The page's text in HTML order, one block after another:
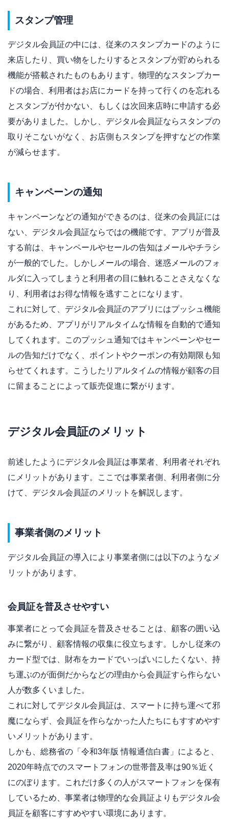
スタンプ管理
デジタル会員証の中には、従来のスタンプカードのように
来店したり、買い物をしたりするとスタンプが貯められる
機能が搭載されたものもあります。物理的なスタンプカー
ドの場合、利用者はお店にカードを持って行くのを忘れる
とスタンプが付かない、もしくは次回来店時に申請する必
要がありました。しかし、デジタル会員証ならスタンプの
取りそこないがなく、お店側もスタンプを押すなどの作業
が減らせます。
キャンペーンの通知
キャンペーンなどの通知ができるのは、従来の会員証には
ない、デジタル会員証ならではの機能です。アプリが普及
する前は、キャンペールやセールの告知はメールやチラシ
が一般的でした。しかしメールの場合、迷惑メールのフォ
ルダに入ってしまうと利用者の目に触れることさえなくな
り、利用者はお得な情報を逃すことになります。
これに対して、デジタル会員証のアプリにはプッシュ機能
があるため、アプリがリアルタイムな情報を自動的で通知
してくれます。このプッシュ通知ではキャンペーンやセー
ルの告知だけでなく、ポイントやクーポンの有効期限も知
らせてくれます。こうしたリアルタイムの情報が顧客の目
に留まることによって販売促進に繋がります。
デジタル会員証のメリット
前述したようにデジタル会員証は事業者、利用者それぞれ
にメリットがあります。ここでは事業者側、利用者側に分
けて、デジタル会員証のメリットを解説します。
事業者側のメリット
デジタル会員証の導入により事業者側には以下のようなメ
リットがあります。
会員証を普及させやすい
事業者にとって会員証を普及させることは、顧客の囲い込
みに繋がり、顧客情報の収集に役立ちます。しかし従来の
カード型では、財布をカードでいっぱいにしたくない、持
ち運ぶのが面倒だからなどの理由から会員証すら作らない
人が数多くいました。
これに対してデジタル会員証は、スマートに持ち運べて邪
魔にならず、会員証を作らなかった人たちにもすすめやす
いメリットがあります。
しかも、総務省の「令和3年版 情報通信白書」によると、
2020年時点でのスマートフォンの世帯普及率は90％近く
にのぼります。これだけ多くの人がスマートフォンを保有
しているため、事業者は物理的な会員証よりもデジタル会
員証を顧客にすすめやすい環境にあります。